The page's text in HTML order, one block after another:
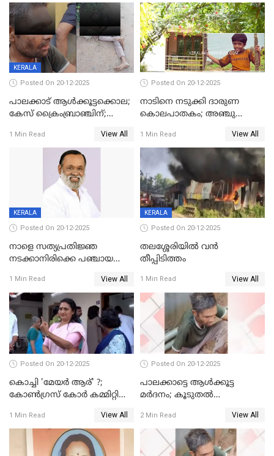
മോഹൻലാൽ
KERALA
Posted On 20-12-2025
പാലക്കാട് ആൾക്കൂട്ടക്കൊല;
കേസ് ക്രൈംബ്രാഞ്ചിന്;
അന്വേഷിക്കും
1 Min Read View All
Posted On 20-12-2025
നാടിനെ നടുക്കി ദാരുണ
കൊലപാതകം; അഞ്ചു
കഴുത്തുഞെരിച്ച് കൊന്നു
1 Min Read View All
KERALA
Posted On 20-12-2025
നാളെ സത്യപ്രതിജ്ഞ
നടക്കാനിരിക്കെ പഞ്ചായത്ത്
1 Min Read View All
KERALA
Posted On 20-12-2025
തലശ്ശേരിയിൽ വൻ
തീപ്പിടിത്തം
1 Min Read View All
Posted On 20-12-2025
കൊച്ചി 'മേയർ ആര്' ?;
കോണ്‍ഗ്രസ് കോര്‍ കമ്മിറ്റി
1 Min Read View All
Posted On 20-12-2025
പാലക്കാട്ടെ ആള്‍ക്കൂട്ട
മര്‍ദനം; കൂടുതല്‍
അംഗ സംഘമെന്ന് വിവരം
2 Min Read View All